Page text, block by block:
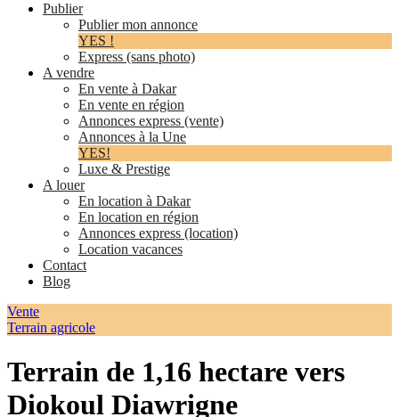
Publier
Publier mon annonce
YES !
Express (sans photo)
A vendre
En vente à Dakar
En vente en région
Annonces express (vente)
Annonces à la Une
YES!
Luxe & Prestige
A louer
En location à Dakar
En location en région
Annonces express (location)
Location vacances
Contact
Blog
Vente
Terrain agricole
Terrain de 1,16 hectare vers
Diokoul Diawrigne